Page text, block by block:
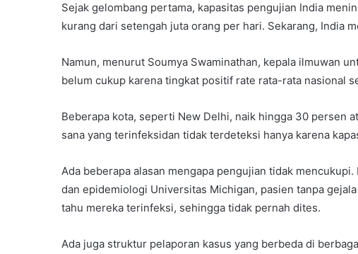
Sejak gelombang pertama, kapasitas pengujian India
kurang dari setengah juta orang per hari. Sekarang, India
Namun, menurut Soumya Swaminathan, kepala ilmuwan
belum cukup karena tingkat positif rate rata-rata nasional
Beberapa kota, seperti New Delhi, naik hingga 30 persen
sana yang terinfeksidan tidak terdeteksi hanya karena
Ada beberapa alasan mengapa pengujian tidak
dan epidemiologi Universitas Michigan, pasien tanpa
tahu mereka terinfeksi, sehingga tidak pernah dites.
Ada juga struktur pelaporan kasus yang berbeda di